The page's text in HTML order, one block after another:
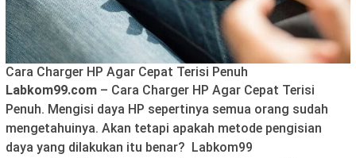
Cara Charger HP Agar Cepat Terisi Penuh
Labkom99.com – Cara Charger HP Agar Cepat Terisi
Penuh. Mengisi daya HP sepertinya semua orang sudah
mengetahuinya. Akan tetapi apakah metode pengisian
daya yang dilakukan itu benar? Labkom99